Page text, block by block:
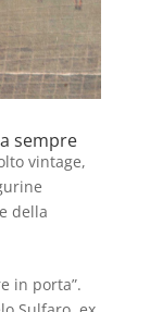
sempre
vintage,
della
in porta”.